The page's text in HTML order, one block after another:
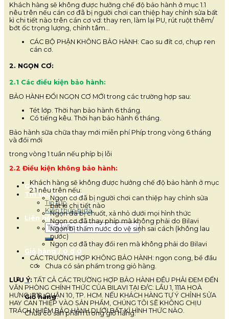
Giải đấu
Tin tức & Sự kiện
Tin tức
Kiến thức bida
Liên hệ
Tìm
kiếm:
Giỏ hàng / 0 ₫ 0
Chưa có sản phẩm trong giỏ hàng.
0
Giỏ hàng
Chưa có sản phẩm trong giỏ hàng.
Khách hàng sẽ không được hưởng chế độ bảo hành ở mục 1.1
nêu trên nếu cán cơ đã bị người chơi can thiệp hay chỉnh sửa bất
kì chi tiết nào trên cán cơ vd: thay ren, làm lại PU, rút ruột thêm/
bớt ốc trọng lượng, chỉnh tâm…
CÁC BỘ PHẬN KHÔNG BẢO HÀNH: Cao su đít cơ, chụp ren
cán cơ.
2. NGỌN CƠ:
2.1 Các điều kiện bảo hành:
BẢO HÀNH ĐỔI NGỌN CƠ MỚI trong các trường hợp sau:
Tét lớp. Thời hạn bảo hành 6 tháng.
Có tiếng kêu. Thời hạn bảo hành 6 tháng.
Bảo hành sữa chữa thay mới miễn phí Phíp trong vòng 6 tháng
và đổi mới
trong vòng 1 tuần nếu phíp bị lỗi
2.2 Điều kiện không bảo hành:
Khách hàng sẽ không được hưởng chế độ bảo hành ở mục
2.1 nêu trên nếu:
Ngọn cơ đã bị người chơi can thiệp hay chỉnh sửa
bất kì chi tiết nào
Ngọn đã bị chuốt, xả nhỏ dưới mọi hình thức
Ngọn cơ đã thay phíp mà không phải do Bilavi
Ngọn bị thấm nước do vệ sinh sai cách (không lau
nước)
Ngọn cơ đã thay đổi ren mà không phải do Bilavi
CÁC TRƯỜNG HỢP KHÔNG BẢO HÀNH: ngọn cong, bể đầu
cơ.
LƯU Ý: TẤT CẢ CÁC TRƯỜNG HỢP BẢO HÀNH ĐỀU PHẢI ĐEM ĐẾN
VĂN PHÒNG CHÍNH THỨC CỦA BILAVI TẠI Đ/C: LẦU 1, 111A HOÀ
HƯNG, P12, QUẬN 10, TP. HCM. NẾU KHÁCH HÀNG TỰ Ý CHỈNH SỬA
HAY CAN THIỆP VÀO SẢN PHẨM, CHÚNG TÔI SẼ KHÔNG CHỊU
TRÁCH NHIỆM BẢO HÀNH DƯỚI BẤT KÌ HÌNH THỨC NÀO.